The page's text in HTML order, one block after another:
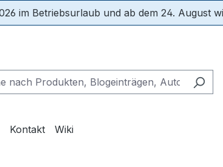
im Betriebsurlaub und ab dem 24. August
Kontakt Wiki